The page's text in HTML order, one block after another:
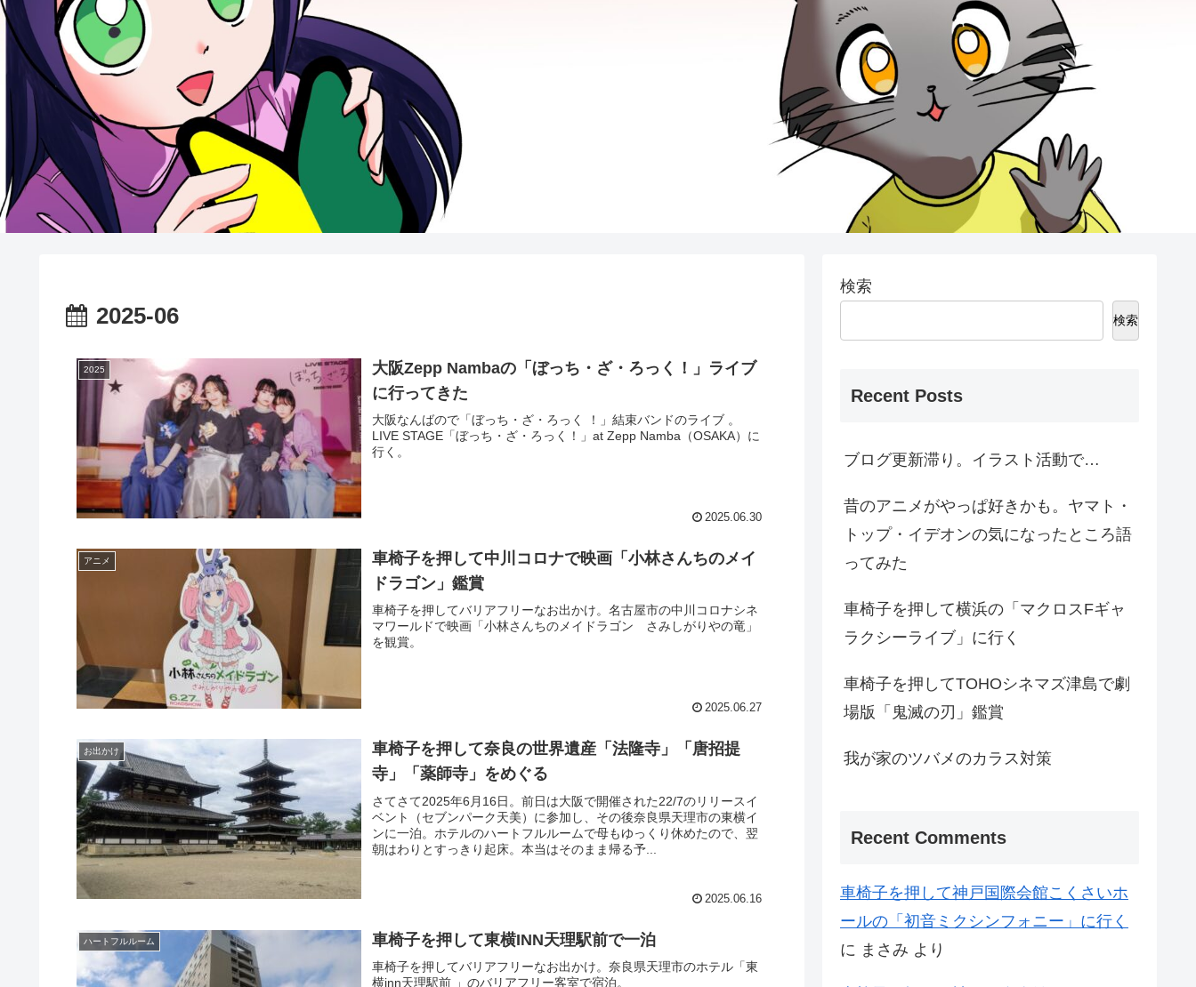
2025-06
2025
大阪Zepp Nambaの「ぼっち・ざ・ろっく！」ライブ
に行ってきた
大阪なんばので「ぼっち・ざ・ろっく ！」結束バンドのライブ 。
LIVE STAGE「ぼっち・ざ・ろっく！」at Zepp Namba（OSAKA）に
行く。
2025.06.30
アニメ
車椅子を押して中川コロナで映画「小林さんちのメイ
ドラゴン」鑑賞
車椅子を押してバリアフリーなお出かけ。名古屋市の中川コロナシネ
マワールドで映画「小林さんちのメイドラゴン さみしがりやの竜」
を観賞。
2025.06.27
お出かけ
車椅子を押して奈良の世界遺産「法隆寺」「唐招提
寺」「薬師寺」をめぐる
さてさて2025年6月16日。前日は大阪で開催された22/7のリリースイ
ベント（セブンパーク天美）に参加し、その後奈良県天理市の東横イ
ンに一泊。ホテルのハートフルルームで母もゆっくり休めたので、翌
朝はわりとすっきり起床。本当はそのまま帰る予...
2025.06.16
ハートフルルーム 車椅子を押して東横INN天理駅前で一泊
車椅子を押してバリアフリーなお出かけ。奈良県天理市のホテル「東
横inn天理駅前 」のバリアフリー客室で宿泊。
検索
検索
Recent Posts
ブログ更新滞り。イラスト活動で…
昔のアニメがやっぱ好きかも。ヤマト・
トップ・イデオンの気になったところ語
ってみた
車椅子を押して横浜の「マクロスFギャ
ラクシーライブ」に行く
車椅子を押してTOHOシネマズ津島で劇
場版「鬼滅の刃」鑑賞
我が家のツバメのカラス対策
Recent Comments
車椅子を押して神戸国際会館こくさいホ
ールの「初音ミクシンフォニー」に行く
に まさみ より